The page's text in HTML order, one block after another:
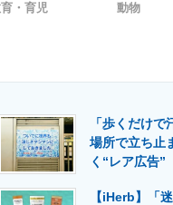
ミュニティ マーケ×IT
・育児 動物
「歩くだけ
場所で立ち止
く“レア広告”
【iHerb】「